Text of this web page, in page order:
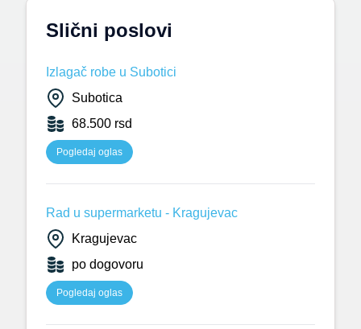
Slični poslovi
Izlagač robe u Subotici
Subotica
68.500 rsd
Pogledaj oglas
Rad u supermarketu - Kragujevac
Kragujevac
po dogovoru
Pogledaj oglas